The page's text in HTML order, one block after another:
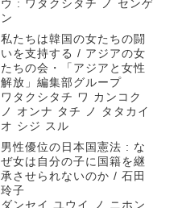
ウ : ワタクシタチ ノ センゲ
ン
私たちは韓国の女たちの闘
いを支持する / アジアの女
たちの会・「アジアと女性
解放」編集部グループ
ワタクシタチ ワ カンコク
ノ オンナ タチ ノ タタカイ
オ シジ スル
男性優位の日本国憲法 : な
ぜ女は自分の子に国籍を継
承させられないのか / 石田
玲子
ダンセイ ユウイ ノ ニホン